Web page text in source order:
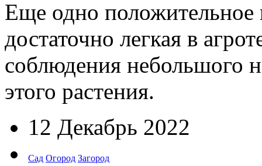
Еще одно положительное
достаточно легкая в
соблюдения небольшого
этого растения.
12 Декабрь 2022
Сад Огород Загород